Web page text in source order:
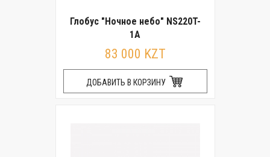
Глобус "Ночное небо" NS220T-
1A
83 000 KZT
ДОБАВИТЬ В КОРЗИНУ